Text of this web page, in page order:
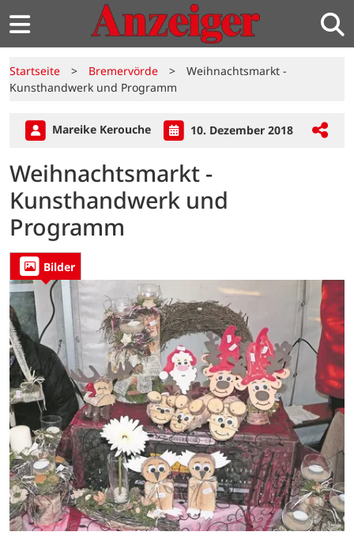
Startseite > Bremervörde >
Weihnachtsmarkt -
Kunsthandwerk und Programm
Mareike Kerouche 10. Dezember 2018
Weihnachtsmarkt -
Kunsthandwerk und
Programm
Bilder